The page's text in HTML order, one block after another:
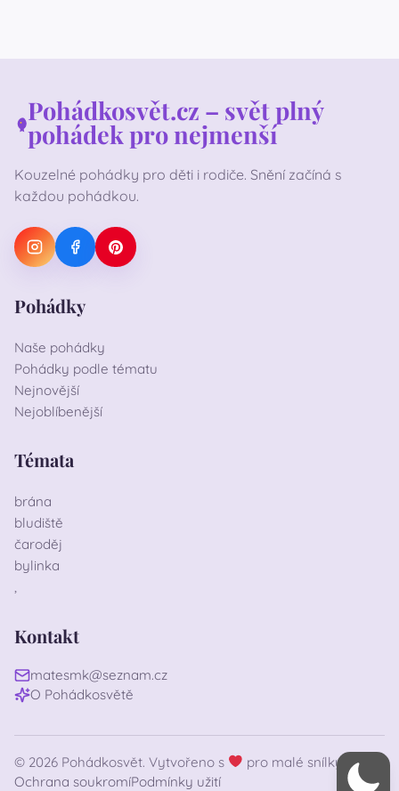
Pohádkosvět.cz – svět plný
pohádek pro nejmenší
Kouzelné pohádky pro děti i rodiče. Snění začíná s
každou pohádkou.
Pohádky
Naše pohádky
Pohádky podle tématu
Nejnovější
Nejoblíbenější
Témata
brána
bludiště
čaroděj
bylinka
Kontakt
matesmk@seznam.cz
O Pohádkosvětě
© 2026 Pohádkosvět. Vytvořeno s
pro malé snílky
Ochrana soukromíPodmínky užití